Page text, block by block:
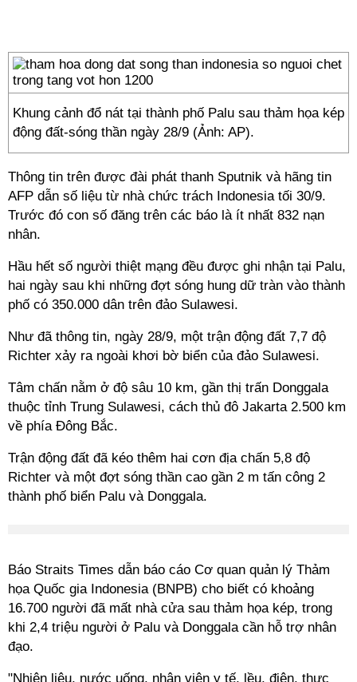
Khung cảnh đổ nát tại thành phố Palu sau thảm họa kép
động đất-sóng thần ngày 28/9 (Ảnh: AP).
Thông tin trên được đài phát thanh Sputnik và hãng tin
AFP dẫn số liệu từ nhà chức trách Indonesia tối 30/9.
Trước đó con số đăng trên các báo là ít nhất 832 nạn
nhân.
Hầu hết số người thiệt mạng đều được ghi nhận tại Palu,
hai ngày sau khi những đợt sóng hung dữ tràn vào thành
phố có 350.000 dân trên đảo Sulawesi.
Như đã thông tin, ngày 28/9, một trận động đất 7,7 độ
Richter xảy ra ngoài khơi bờ biển của đảo Sulawesi.
Tâm chấn nằm ở độ sâu 10 km, gần thị trấn Donggala
thuộc tỉnh Trung Sulawesi, cách thủ đô Jakarta 2.500 km
về phía Đông Bắc.
Trận động đất đã kéo thêm hai cơn địa chấn 5,8 độ
Richter và một đợt sóng thần cao gần 2 m tấn công 2
thành phố biển Palu và Donggala.
Báo Straits Times dẫn báo cáo Cơ quan quản lý Thảm
họa Quốc gia Indonesia (BNPB) cho biết có khoảng
16.700 người đã mất nhà cửa sau thảm họa kép, trong
khi 2,4 triệu người ở Palu và Donggala cần hỗ trợ nhân
đạo.
"Nhiên liệu, nước uống, nhân viên y tế, lều, điện, thực